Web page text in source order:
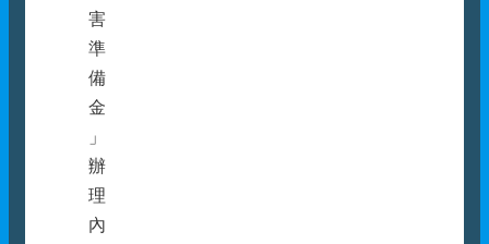
害
準
備
金
」
辦
理
內